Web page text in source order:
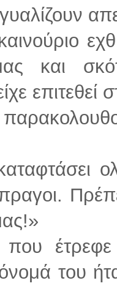
και
επιτεθεί
έτρεφε
του